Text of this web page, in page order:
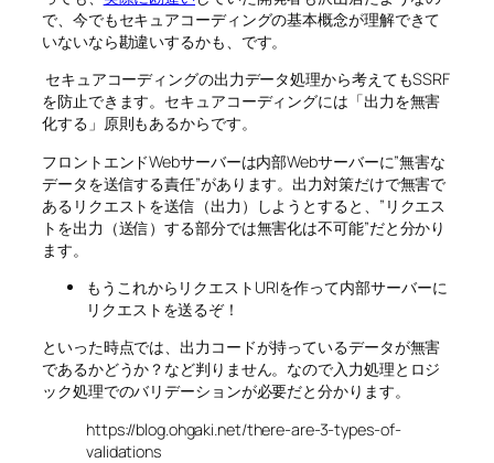
で、今でもセキュアコーディングの基本概念が理解できて
いないなら勘違いするかも、です。
セキュアコーディングの出力データ処理から考えてもSSRF
を防止できます。セキュアコーディングには「出力を無害
化する」原則もあるからです。
フロントエンドWebサーバーは内部Webサーバーに”無害な
データを送信する責任”があります。出力対策だけで無害で
あるリクエストを送信（出力）しようとすると、”リクエス
トを出力（送信）する部分では無害化は不可能”だと分かり
ます。
もうこれからリクエストURIを作って内部サーバーに
リクエストを送るぞ！
といった時点では、出力コードが持っているデータが無害
であるかどうか？など判りません。なので入力処理とロジ
ック処理でのバリデーションが必要だと分かります。
https://blog.ohgaki.net/there-are-3-types-of-
validations